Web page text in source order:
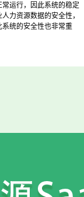
运行，因此系统的稳定
力资源数据的安全性，
统的安全性也非常重